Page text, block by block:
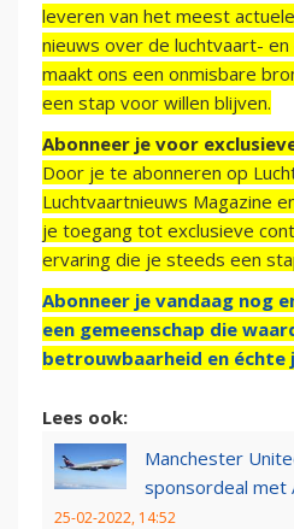
leveren van het meest
nieuws over de luchtvaart-
maakt ons een onmisbare
een stap voor willen blijven.
Abonneer je voor
Door je te abonneren op
Luchtvaartnieuws Magazine
je toegang tot exclusieve
ervaring die je steeds een
Abonneer je vandaag nog
een gemeenschap die
betrouwbaarheid en échte
Lees ook:
Manchester
sponsordeal met
25-02-2022, 14:52